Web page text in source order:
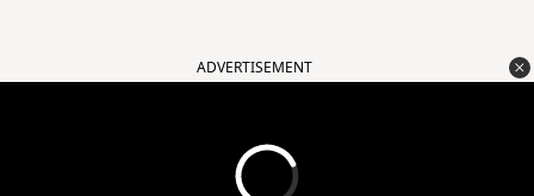
ADVERTISEMENT